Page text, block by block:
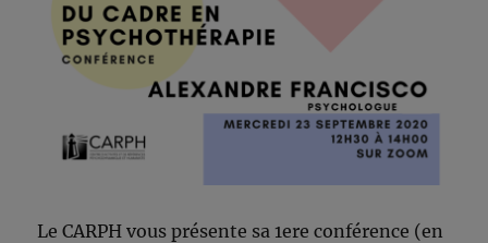
Le CARPH vous présente sa 1ere conférence (en